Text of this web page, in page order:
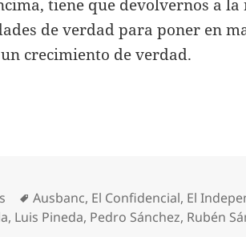
tiene que devolvernos a
de verdad para poner en
crecimiento de verdad.
Etiquetas
Ausbanc, El Confidencial, El
, Luis Pineda, Pedro Sánchez, Rubén